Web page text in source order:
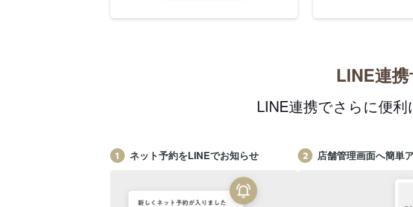
LINE連
LINE連携でさらに便
ネット予約をLINEでお知らせ 店舗管理画面へ簡単